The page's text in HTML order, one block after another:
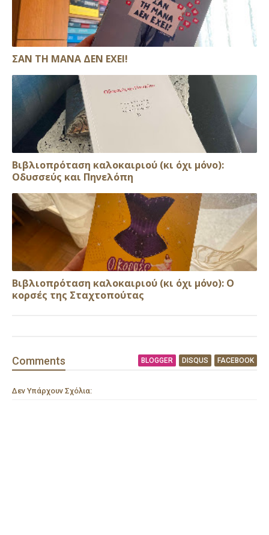
ΣΑΝ ΤΗ ΜΑΝΑ ΔΕΝ ΕΧΕΙ!
Βιβλιοπρόταση καλοκαιριού (κι όχι μόνο):
Οδυσσεύς και Πηνελόπη
Βιβλιοπρόταση καλοκαιριού (κι όχι μόνο): Ο
κορσές της Σταχτοπούτας
Comments BLOGGER DISQUS FACEBOOK
Δεν Υπάρχουν Σχόλια: